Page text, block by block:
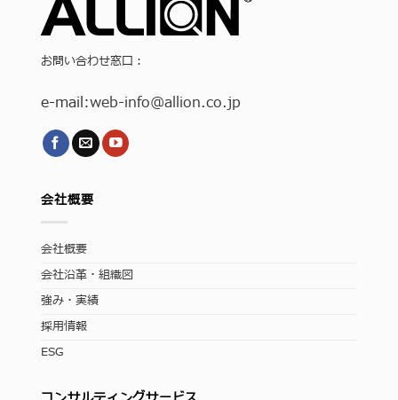
お問い合わせ窓口：
e-mail:web-info@allion.co.jp
会社概要
会社概要
会社沿革・組織図
強み・実績
採用情報
ESG